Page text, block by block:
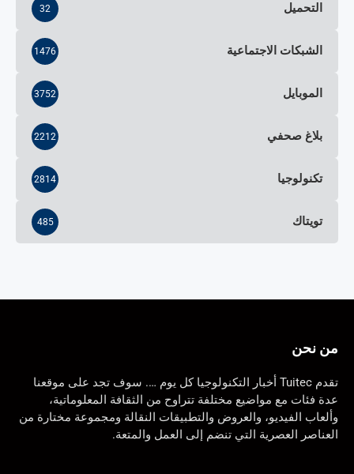
التحميل 32
الشبكات الاجتماعية 1476
الموبايل 3752
بلاغ صحفي 2212
تكنولوجيا 2814
تويتاك 485
من نحن
تقدم Tuitec أخبار التكنولوجيا كل يوم …. سوف تجد على موقعنا
عدة فئات مع مواضيع مختلفة تتراوح من الثقافة المعلوماتية،
وألعاب الفيديو، والعروض والتطبيقات النقالة ومجموعة مختارة من
العناصر العصرية التي تنضم إلى العمل والمتعة.